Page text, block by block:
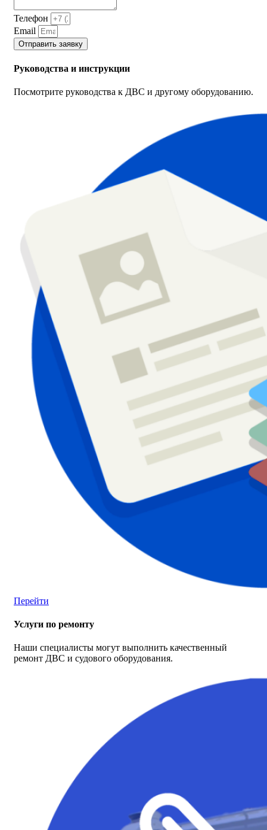
Телефон
Email
Отправить заявку
Руководства и инструкции
Посмотрите руководства к ДВС и другому оборудованию.
Перейти
Услуги по ремонту
Наши специалисты могут выполнить качественный
ремонт ДВС и судового оборудования.